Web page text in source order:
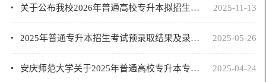
2025-11-13
关于公布我校2026年普通高校专升本拟招生专业、计划等相关事宜的通知
2025-05-26
2025年普通专升本招生考试预录取结果及录取分数线查询通告
2025-04-24
安庆师范大学关于2025年普通高校专升本专业课考试成绩和面试结果查询及复查公告